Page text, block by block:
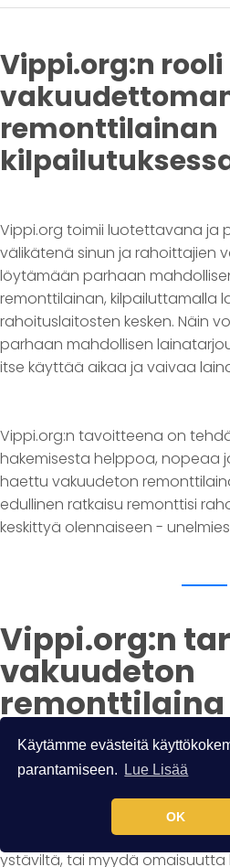
Käytämme evästeitä
parantamiseen.
Lue Lisää
OK
Vippi.org:n rooli
remonttilainan
Vippi.org toimii luotettavana ja
välikätenä sinun ja rahoittajien
löytämään parhaan
remonttilainan, kilpailuttamalla
rahoituslaitosten kesken. Näin
parhaan mahdollisen
itse käyttää aikaa ja vaivaa
Vippi.org:n tavoitteena on
hakemisesta helppoa, nopeaa
haettu vakuudeton
edullinen ratkaisu remonttisi
keskittyä olennaiseen -
Vippi.org:n
vakuudeton
remonttilaina
Vippi.org:n tarjoama
helppo ja joustava tapa
tarjoaa mahdollisuuden tehdä
kotiisi ilman tarvetta lainata
ystäviltä, tai myydä omaisuutta